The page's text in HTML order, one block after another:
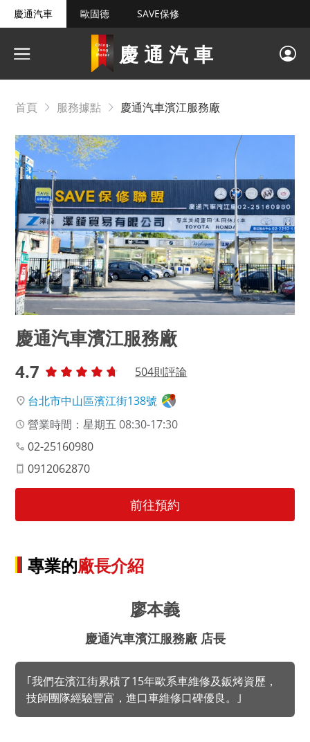
慶通汽車 歐固德 SAVE保修
慶通汽車
首頁 服務據點 慶通汽車濱江服務廠
慶通汽車濱江服務廠
4.7 504則評論
台北市中山區濱江街138號
營業時間：星期五 08:30-17:30
02-25160980
0912062870
前往預約
專業的廠長介紹
廖本義
慶通汽車濱江服務廠 店長
｢我們在濱江街累積了15年歐系車維修及鈑烤資歷，
技師團隊經驗豐富，進口車維修口碑優良。｣